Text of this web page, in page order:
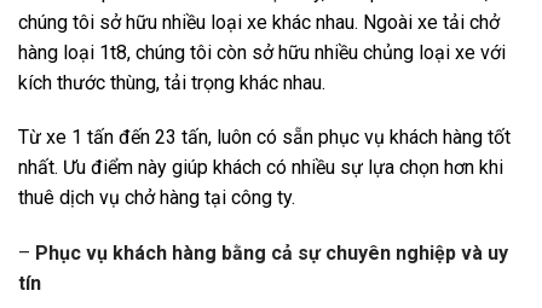
chúng tôi sở hữu nhiều loại xe khác nhau. Ngoài xe tải chở
hàng loại 1t8, chúng tôi còn sở hữu nhiều chủng loại xe với
kích thước thùng, tải trọng khác nhau.
Từ xe 1 tấn đến 23 tấn, luôn có sẵn phục vụ khách hàng tốt
nhất. Ưu điểm này giúp khách có nhiều sự lựa chọn hơn khi
thuê dịch vụ chở hàng tại công ty.
– Phục vụ khách hàng bằng cả sự chuyên nghiệp và uy
tín